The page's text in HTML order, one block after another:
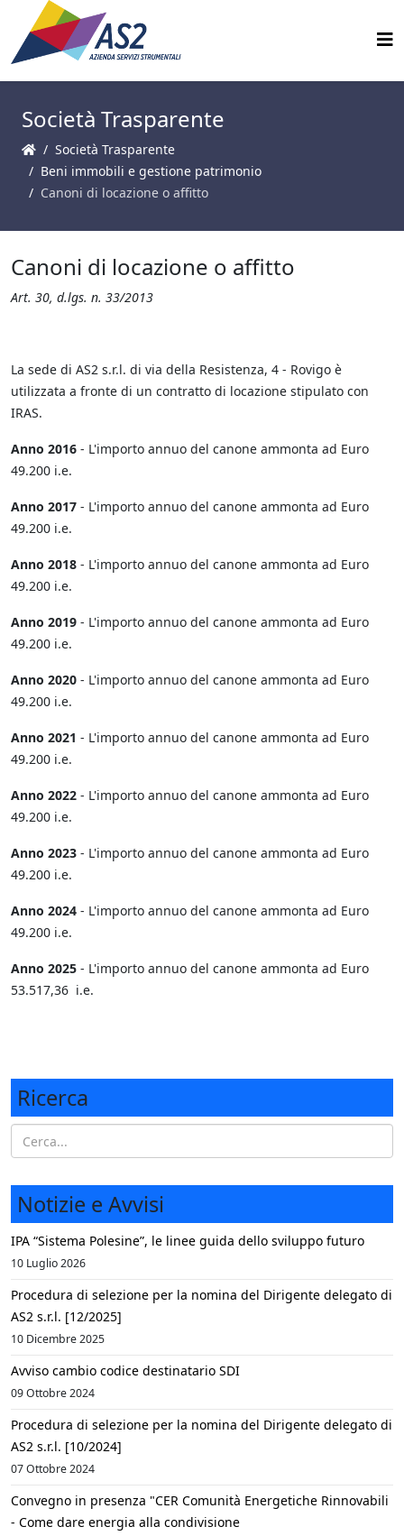
Società Trasparente
Società Trasparente
Beni immobili e gestione patrimonio
Canoni di locazione o affitto
Canoni di locazione o affitto
Art. 30, d.lgs. n. 33/2013
La sede di AS2 s.r.l. di via della Resistenza, 4 - Rovigo è
utilizzata a fronte di un contratto di locazione stipulato con
IRAS.
Anno 2016 - L'importo annuo del canone ammonta ad Euro
49.200 i.e.
Anno 2017 - L'importo annuo del canone ammonta ad Euro
49.200 i.e.
Anno 2018 - L'importo annuo del canone ammonta ad Euro
49.200 i.e.
Anno 2019 - L'importo annuo del canone ammonta ad Euro
49.200 i.e.
Anno 2020 - L'importo annuo del canone ammonta ad Euro
49.200 i.e.
Anno 2021 - L'importo annuo del canone ammonta ad Euro
49.200 i.e.
Anno 2022 - L'importo annuo del canone ammonta ad Euro
49.200 i.e.
Anno 2023 - L'importo annuo del canone ammonta ad Euro
49.200 i.e.
Anno 2024 - L'importo annuo del canone ammonta ad Euro
49.200 i.e.
Anno 2025 - L'importo annuo del canone ammonta ad Euro
53.517,36 i.e.
Ricerca
Notizie e Avvisi
IPA “Sistema Polesine”, le linee guida dello sviluppo futuro
10 Luglio 2026
Procedura di selezione per la nomina del Dirigente delegato di
AS2 s.r.l. [12/2025]
10 Dicembre 2025
Avviso cambio codice destinatario SDI
09 Ottobre 2024
Procedura di selezione per la nomina del Dirigente delegato di
AS2 s.r.l. [10/2024]
07 Ottobre 2024
Convegno in presenza "CER Comunità Energetiche Rinnovabili
- Come dare energia alla condivisione